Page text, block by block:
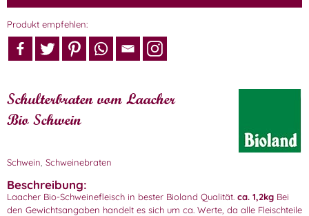
Produkt empfehlen:
Schulterbraten vom Laacher
Bio Schwein
Schwein Schweinebraten
Beschreibung:
Laacher Bio-Schweinefleisch in bester Bioland Qualität. ca. 1,2kg Bei
den Gewichtsangaben handelt es sich um ca. Werte, da alle Fleischteile